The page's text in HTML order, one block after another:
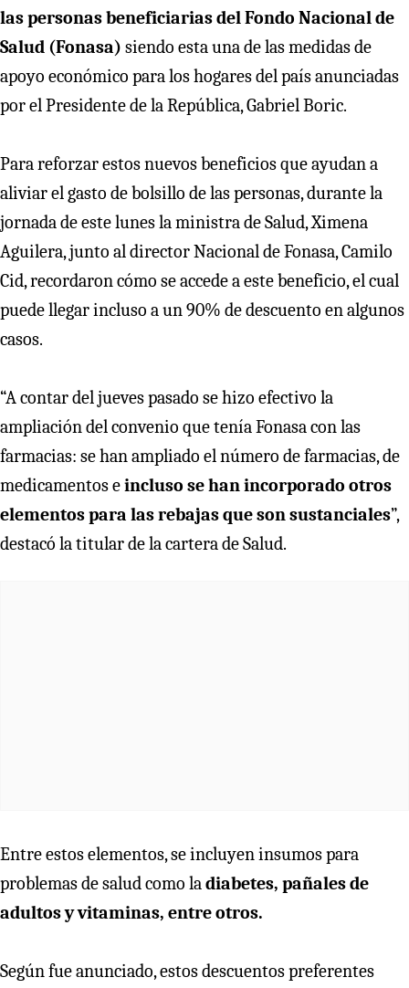
las personas beneficiarias del Fondo Nacional de
Salud (Fonasa) siendo esta una de las medidas de
apoyo económico para los hogares del país anunciadas
por el Presidente de la República, Gabriel Boric.
Para reforzar estos nuevos beneficios que ayudan a
aliviar el gasto de bolsillo de las personas, durante la
jornada de este lunes la ministra de Salud, Ximena
Aguilera, junto al director Nacional de Fonasa, Camilo
Cid, recordaron cómo se accede a este beneficio, el cual
puede llegar incluso a un 90% de descuento en algunos
casos.
“A contar del jueves pasado se hizo efectivo la
ampliación del convenio que tenía Fonasa con las
farmacias: se han ampliado el número de farmacias, de
medicamentos eincluso se han incorporado otros
elementos para las rebajas que son sustanciales”,
destacó la titular de la cartera de Salud.
Entre estos elementos, se incluyen insumos para
problemas de salud como ladiabetes, pañales de
adultos y vitaminas, entre otros.
Según fue anunciado, estos descuentos preferentes